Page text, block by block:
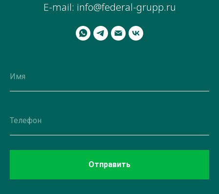
E-mail: info@federal-grupp.ru
Отправить